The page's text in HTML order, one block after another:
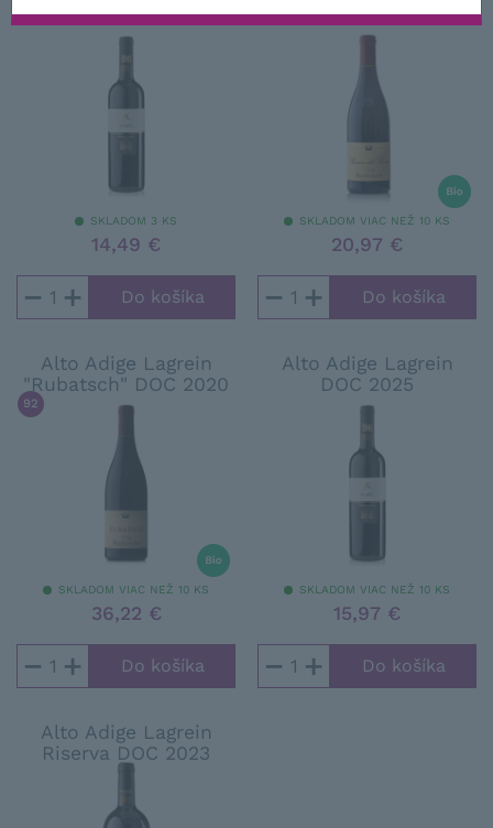
(Syn .: Lagarina, L. Trentino, L. Dunkel, L. Scur, L. Kretzer
SKLADOM 3 KS
14,49 €
− +
Conte" IGT 2021
SKLADOM VIAC NEŽ 10 KS
20,97 €
− +
Alto Adige Lagrein
"Rubatsch" DOC 2020
92 FALSTAFF
SKLADOM VIAC NEŽ 10 KS
36,22 €
− +
Alto Adige Lagrein
DOC 2025
SKLADOM VIAC NEŽ 10 KS
15,97 €
− +
Alto Adige Lagrein
Riserva DOC 2023